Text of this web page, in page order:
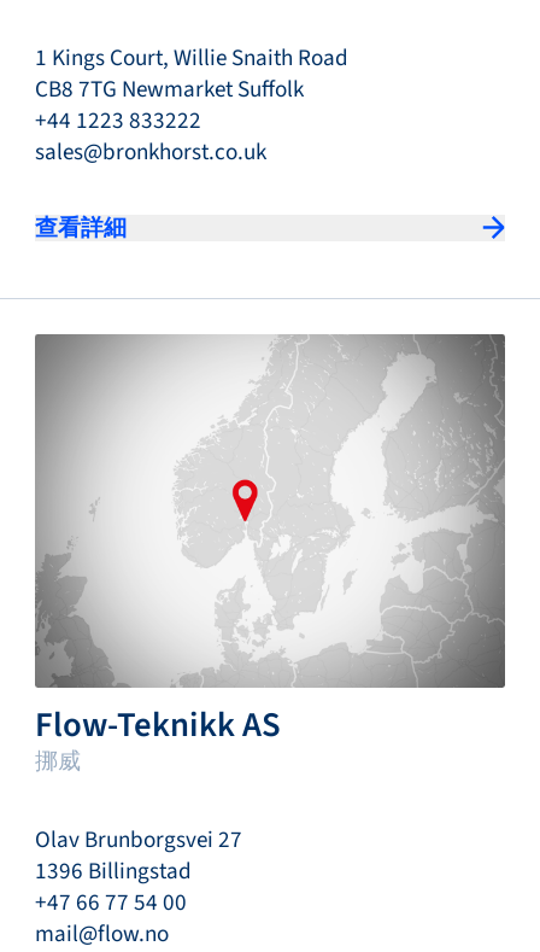
1 Kings Court, Willie Snaith Road
CB8 7TG Newmarket Suffolk
+44 1223 833222
sales@bronkhorst.co.uk
查看詳細
Flow-Teknikk AS
挪威
Olav Brunborgsvei 27
1396 Billingstad
+47 66 77 54 00
mail@flow.no